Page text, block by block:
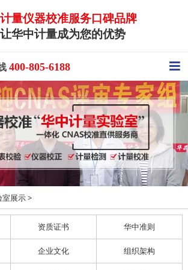
量仪器校准服务口碑品牌
华中计量成为您的优势
400-805-6188
室展示>
资质证书 华中准则
企业文化 组织架构